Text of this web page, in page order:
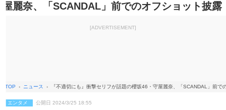
屋麗奈、「SCANDAL」前でのオフショット披露
[ADVERTISEMENT]
TOP ニュース 『不適切にも』衝撃セリフが話題の櫻坂46・守屋麗奈、「SCANDAL」前で
エンタメ 公開日 2024/3/25 18:55